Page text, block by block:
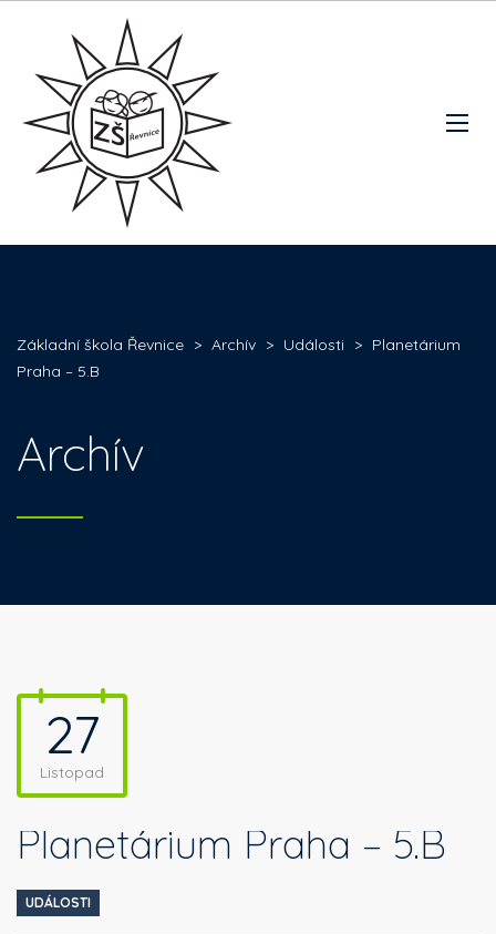
Základní škola Řevnice > Archív > Události > Planetárium
Praha – 5.B
Archív
27
Listopad
Planetárium Praha – 5.B
UDÁLOSTI